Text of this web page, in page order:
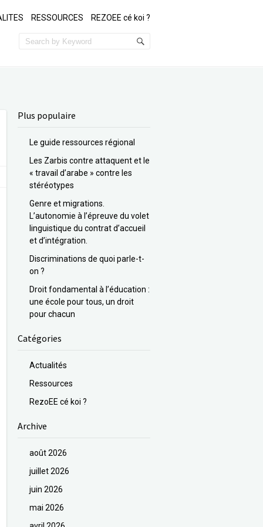
RESSOURCES REZOEE cé koi ?
Plus populaire
Le guide ressources régional
Les Zarbis contre attaquent et le
« travail d’arabe » contre les
stéréotypes
Genre et migrations.
L’autonomie à l’épreuve du volet
linguistique du contrat d’accueil
et d’intégration.
Discriminations de quoi parle-t-
on ?
Droit fondamental à l’éducation :
une école pour tous, un droit
pour chacun
Catégories
Actualités
Ressources
RezoEE cé koi ?
Archive
août 2026
juillet 2026
juin 2026
mai 2026